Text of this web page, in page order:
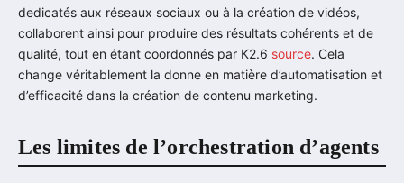
dedicatés aux réseaux sociaux ou à la création de vidéos,
collaborent ainsi pour produire des résultats cohérents et de
qualité, tout en étant coordonnés par K2.6 source. Cela
change véritablement la donne en matière d’automatisation et
d’efficacité dans la création de contenu marketing.
Les limites de l’orchestration d’agents